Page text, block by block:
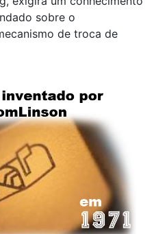
sobre o
de troca de